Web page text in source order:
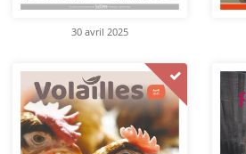
30 avril 2025